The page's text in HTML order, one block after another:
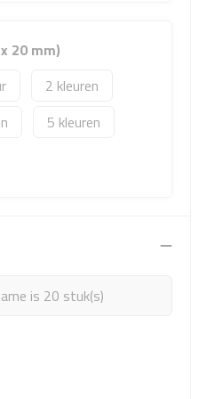
20 mm)
2
5
is 20 stuk(s)